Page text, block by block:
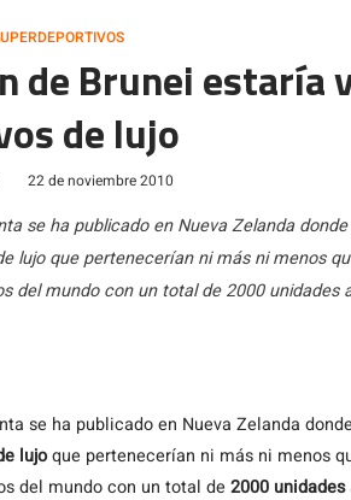
de Brunei estaría
de lujo
22 de noviembre 2010
se ha publicado en Nueva Zelanda
lujo que pertenecerían ni más ni menos
del mundo con un total de 2000
se ha publicado en Nueva Zelanda
lujoque pertenecerían ni más ni menos
del mundo con un total de 2000 unidades